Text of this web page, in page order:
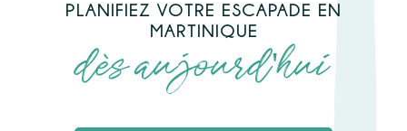
PLANIFIEZ VOTRE ESCAPADE EN
MARTINIQUE
dès aujourd'hui